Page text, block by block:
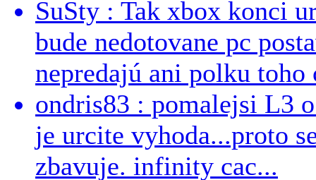
SuSty : Tak xbox konci
bude nedotovane pc
nepredajú ani polku toho
ondris83 : pomalejsi L3
je urcite vyhoda...proto
zbavuje. infinity cac...